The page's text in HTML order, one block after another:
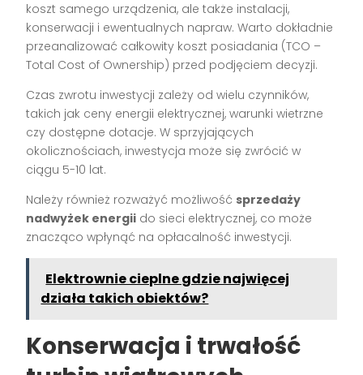
koszt samego urządzenia, ale także instalacji,
konserwacji i ewentualnych napraw. Warto dokładnie
przeanalizować całkowity koszt posiadania (TCO –
Total Cost of Ownership) przed podjęciem decyzji.
Czas zwrotu inwestycji zależy od wielu czynników,
takich jak ceny energii elektrycznej, warunki wietrzne
czy dostępne dotacje. W sprzyjających
okolicznościach, inwestycja może się zwrócić w
ciągu 5-10 lat.
Należy również rozważyć możliwość sprzedaży
nadwyżek energii do sieci elektrycznej, co może
znacząco wpłynąć na opłacalność inwestycji.
Elektrownie cieplne gdzie najwięcej
działa takich obiektów?
Konserwacja i trwałość